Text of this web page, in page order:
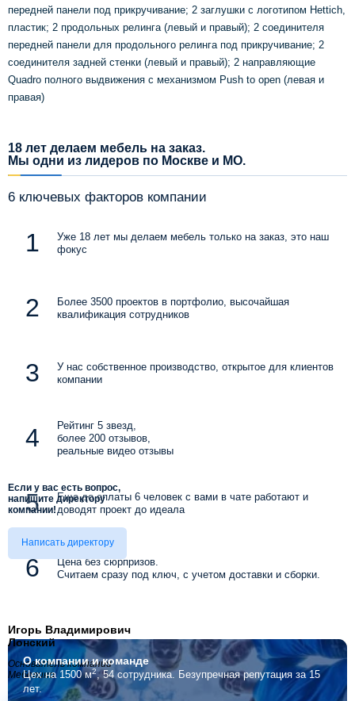
передней панели под прикручивание; 2 заглушки с логотипом Hettich,
пластик; 2 продольных релинга (левый и правый); 2 соединителя
передней панели для продольного релинга под прикручивание; 2
соединителя задней стенки (левый и правый); 2 направляющие
Quadro полного выдвижения с механизмом Push to open (левая и
правая)
18 лет делаем мебель на заказ.
Мы одни из лидеров по Москве и МО.
6 ключевых факторов компании
Уже 18 лет мы делаем мебель только на заказ, это наш
фокус
Более 3500 проектов в портфолио, высочайшая
квалификация сотрудников
У нас собственное производство, открытое для клиентов
компании
Рейтинг 5 звезд,
более 200 отзывов,
реальные видео отзывы
Еще до оплаты 6 человек с вами в чате работают и
доводят проект до идеала
Цена без сюрпризов.
Считаем сразу под ключ, с учетом доставки и сборки.
Если у вас есть вопрос,
напишите директору
компании!
Написать директору
Игорь Владимирович
Лонский
Основатель компании
Мебелино
О компаниии команде
Цех на 1500 м2, 54 сотрудника. Безупречная репутация за 15
лет.